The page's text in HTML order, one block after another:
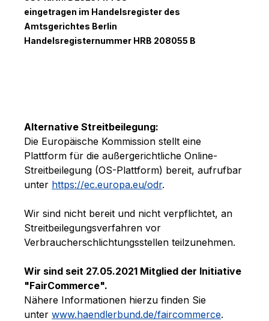
eingetragen im Handelsregister des
Amtsgerichtes Berlin
Handelsregisternummer HRB 208055 B
Alternative Streitbeilegung:
Die Europäische Kommission stellt eine
Plattform für die außergerichtliche Online-
Streitbeilegung (OS-Plattform) bereit, aufrufbar
unter https://ec.europa.eu/odr.
Wir sind nicht bereit und nicht verpflichtet, an
Streitbeilegungsverfahren vor
Verbraucherschlichtungsstellen teilzunehmen.
Wir sind seit 27.05.2021 Mitglied der Initiative
"FairCommerce".
Nähere Informationen hierzu finden Sie
unter www.haendlerbund.de/faircommerce.